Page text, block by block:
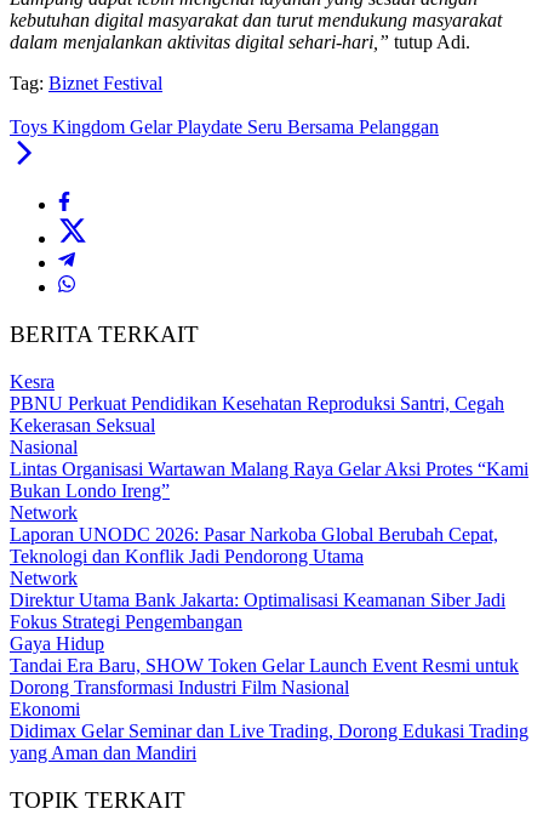
kebutuhan digital masyarakat dan turut mendukung masyarakat
dalam menjalankan aktivitas digital sehari-hari,” tutup Adi.
Tag: Biznet Festival
Toys Kingdom Gelar Playdate Seru Bersama Pelanggan
BERITA TERKAIT
Kesra
PBNU Perkuat Pendidikan Kesehatan Reproduksi Santri, Cegah
Kekerasan Seksual
Nasional
Lintas Organisasi Wartawan Malang Raya Gelar Aksi Protes “Kami
Bukan Londo Ireng”
Network
Laporan UNODC 2026: Pasar Narkoba Global Berubah Cepat,
Teknologi dan Konflik Jadi Pendorong Utama
Network
Direktur Utama Bank Jakarta: Optimalisasi Keamanan Siber Jadi
Fokus Strategi Pengembangan
Gaya Hidup
Tandai Era Baru, SHOW Token Gelar Launch Event Resmi untuk
Dorong Transformasi Industri Film Nasional
Ekonomi
Didimax Gelar Seminar dan Live Trading, Dorong Edukasi Trading
yang Aman dan Mandiri
TOPIK TERKAIT